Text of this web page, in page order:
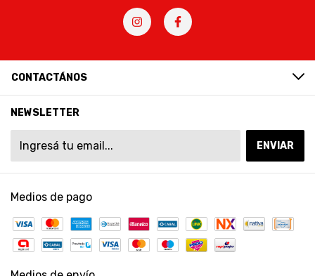
CONTACTÁNOS
NEWSLETTER
Medios de pago